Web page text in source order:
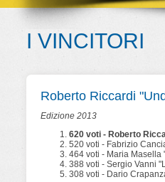
I VINCITORI
Roberto Riccardi
Edizione 2013
620 voti - Roberto
520 voti - Fabrizio
464 voti - Maria Masella
388 voti - Sergio Vanni
308 voti - Dario